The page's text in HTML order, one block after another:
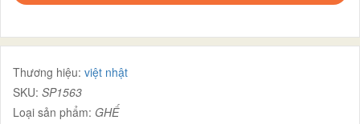
Thương hiệu: việt nhật
SKU: SP1563
Loại sản phẩm: GHẾ